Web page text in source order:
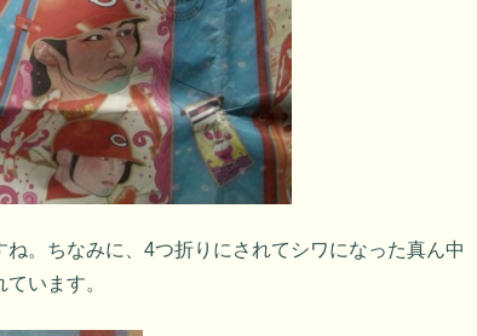
。ちなみに、4つ折りにされてシワになった真ん中
います。